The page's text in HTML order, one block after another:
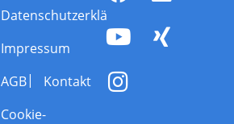
Datenschutzerklärung
Impressum
AGB
Kontakt
Cookie-